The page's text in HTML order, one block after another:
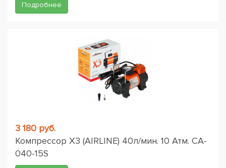
Подробнее
3 180 руб.
Компрессор X3 (AIRLINE) 40л/мин. 10 Атм. CA-
040-15S